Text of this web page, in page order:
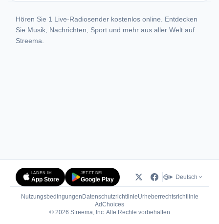
Hören Sie 1 Live-Radiosender kostenlos online. Entdecken
Sie Musik, Nachrichten, Sport und mehr aus aller Welt auf
Streema.
LADEN IM
App Store
JETZT BEI
Google Play Deutsch
Nutzungsbedingungen DatenschutzrichtlinieUrheberrechtsrichtlinie
AdChoices(öffnet in neuem Tab)
© 2026 Streema, Inc. Alle Rechte vorbehalten